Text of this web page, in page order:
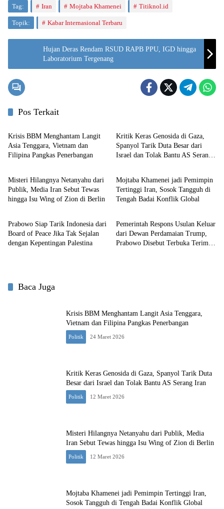
Tag: Iran Mojtaba Khamenei Titiknol.id
Topik: Kabar Internasional Terbaru
Hujan Deras Rendam RSUD RAPB PPU, IGD hingga
Laboratorium Tergenang
Pos Terkait
Politik
Krisis BBM Menghantam Langit
Asia Tenggara, Vietnam dan
Filipina Pangkas Penerbangan
Kritik Keras Genosida di Gaza,
Spanyol Tarik Duta Besar dari
Israel dan Tolak Bantu AS Serang
Politik
Misteri Hilangnya Netanyahu dari
Publik, Media Iran Sebut Tewas
hingga Isu Wing of Zion di Berlin
Politik
Mojtaba Khamenei jadi Pemimpin
Tertinggi Iran, Sosok Tangguh di
Tengah Badai Konflik Global
Politik
Prabowo Siap Tarik Indonesia dari
Board of Peace Jika Tak Sejalan
dengan Kepentingan Palestina
Politik
Pemerintah Respons Usulan Keluar
dari Dewan Perdamaian Trump,
Prabowo Disebut Terbuka Terima
Baca Juga
Krisis BBM Menghantam Langit Asia Tenggara,
Vietnam dan Filipina Pangkas Penerbangan
Politik 24 Maret 2026
Kritik Keras Genosida di Gaza, Spanyol Tarik Duta
Besar dari Israel dan Tolak Bantu AS Serang Iran
Politik 12 Maret 2026
Misteri Hilangnya Netanyahu dari Publik, Media
Iran Sebut Tewas hingga Isu Wing of Zion di Berlin
Politik 12 Maret 2026
Mojtaba Khamenei jadi Pemimpin Tertinggi Iran,
Sosok Tangguh di Tengah Badai Konflik Global